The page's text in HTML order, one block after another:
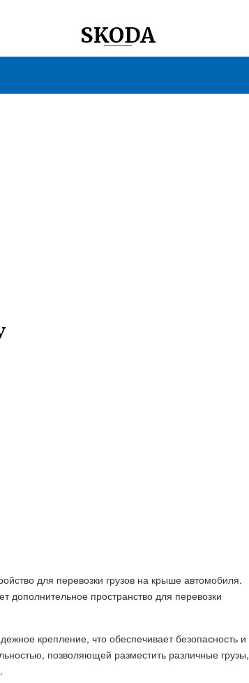
SKODA
для перевозки грузов на крыше автомобиля.
пространство для перевозки
крепление, что обеспечивает безопасность и
позволяющей разместить различные грузы,